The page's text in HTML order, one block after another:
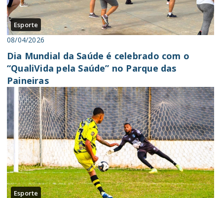
Esporte
08/04/2026
Dia Mundial da Saúde é celebrado com o
“QualiVida pela Saúde” no Parque das
Paineiras
Esporte